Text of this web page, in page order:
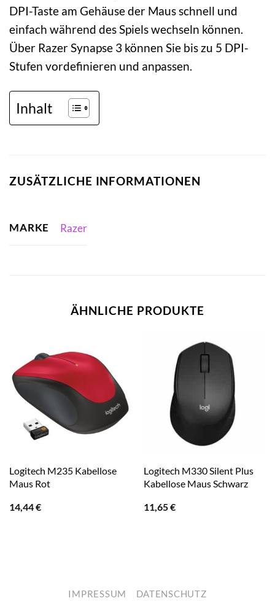
DPI-Taste am Gehäuse der Maus schnell und
einfach während des Spiels wechseln können.
Über Razer Synapse 3 können Sie bis zu 5 DPI-
Stufen vordefinieren und anpassen.
Inhalt
ZUSÄTZLICHE INFORMATIONEN
MARKE Razer
ÄHNLICHE PRODUKTE
Logitech M235 Kabellose
Maus Rot
14,44€
Logitech M330 Silent Plus
Kabellose Maus Schwarz
11,65€
IMPRESSUM DATENSCHUTZ